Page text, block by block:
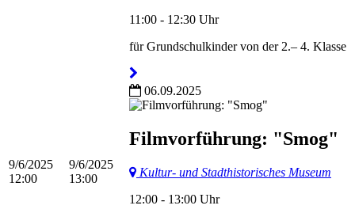
11:00 - 12:30 Uhr
​für Grundschulkinder von der 2.– 4. Klasse
9/6/2025
12:00
9/6/2025
13:00
06.09.2025
Filmvorführung: "Smog"
Kultur- und Stadthistorisches Museum
12:00 - 13:00 Uhr